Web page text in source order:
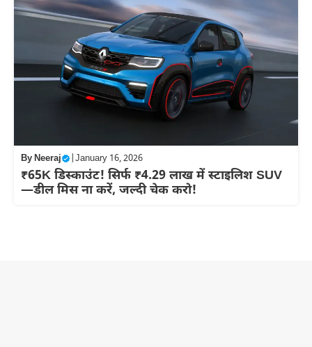
ByNeeraj January 16, 2026
₹65K डिस्काउंट! सिर्फ ₹4.29 लाख में स्टाइलिश SUV
—डील मिस ना करें, जल्दी चेक करो!